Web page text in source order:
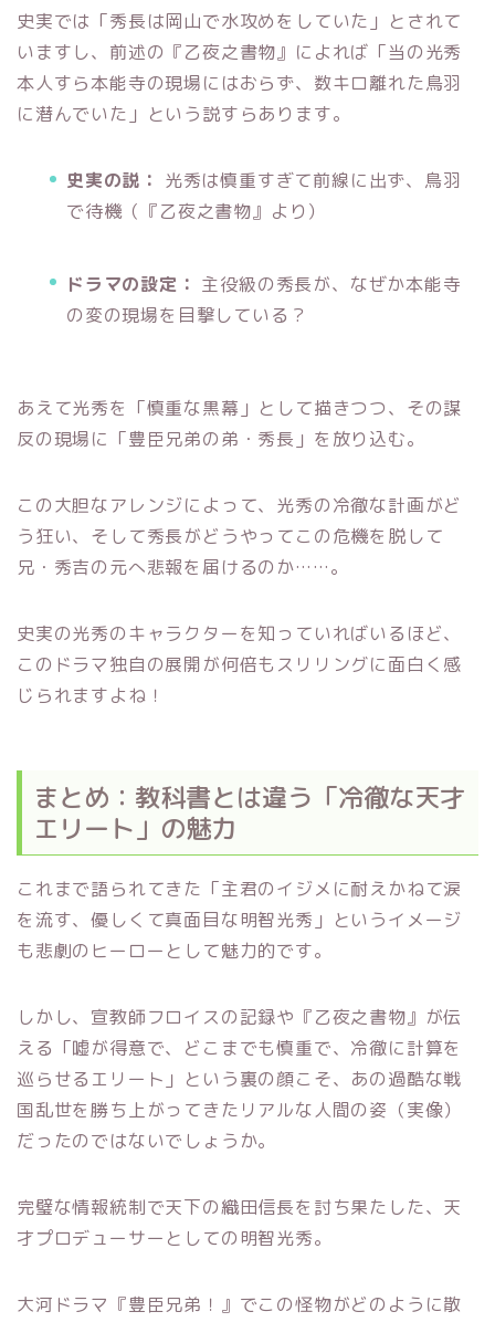
史実では「秀長は岡山で水攻めをしていた」とされて
いますし、前述の『乙夜之書物』によれば「当の光秀
本人すら本能寺の現場にはおらず、数キロ離れた鳥羽
に潜んでいた」という説すらあります。
史実の説： 光秀は慎重すぎて前線に出ず、鳥羽
で待機（『乙夜之書物』より）
ドラマの設定： 主役級の秀長が、なぜか本能寺
の変の現場を目撃している？
あえて光秀を「慎重な黒幕」として描きつつ、その謀
反の現場に「豊臣兄弟の弟・秀長」を放り込む。
この大胆なアレンジによって、光秀の冷徹な計画がど
う狂い、そして秀長がどうやってこの危機を脱して
兄・秀吉の元へ悲報を届けるのか……。
史実の光秀のキャラクターを知っていればいるほど、
このドラマ独自の展開が何倍もスリリングに面白く感
じられますよね！
まとめ：教科書とは違う「冷徹な天才
エリート」の魅力
これまで語られてきた「主君のイジメに耐えかねて涙
を流す、優しくて真面目な明智光秀」というイメージ
も悲劇のヒーローとして魅力的です。
しかし、宣教師フロイスの記録や『乙夜之書物』が伝
える「嘘が得意で、どこまでも慎重で、冷徹に計算を
巡らせるエリート」という裏の顔こそ、あの過酷な戦
国乱世を勝ち上がってきたリアルな人間の姿（実像）
だったのではないでしょうか。
完璧な情報統制で天下の織田信長を討ち果たした、天
才プロデューサーとしての明智光秀。
大河ドラマ『豊臣兄弟！』でこの怪物がどのように散